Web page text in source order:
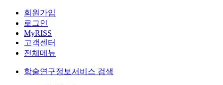
회원가입
로그인
MyRISS
고객센터
전체메뉴
학술연구정보서비스 검색